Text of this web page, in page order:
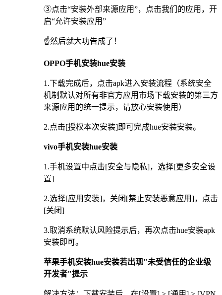
③点击“安装外部来源应用”，点击我们的应用，开
启“允许安装应用”
☝️然后就大功告成了！
OPPO手机安装hue安装
1.下载完成后，点击apk进入安装流程（系统安全
机制默认对所有非官方应用市场下载安装的第三方
来源应用的统一提示，请放心安装使用）
2.点击[授权本次安装]即可完成hue安装安装。
vivo手机安装hue安装
1.手机设置中点击[安全与隐私]，选择[更多安全设
置]
2.选择[应用安装]，关闭[禁止安装恶意应用]，点击
[关闭]
3.取消系统默认风险提示后，再次点击hue安装apk
安装即可。
苹果手机安装hue安装若出现"未受信任的企业级
开发者"提示